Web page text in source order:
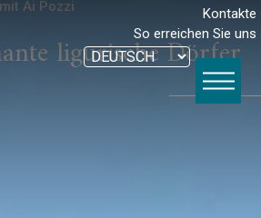
Kontakte
So erreichen Sie uns
Ai Pozzi
ligurische Dörfer